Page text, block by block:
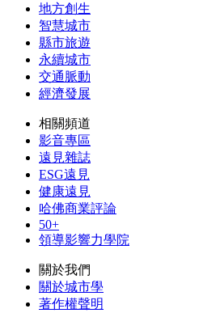
地方創生
智慧城市
縣市旅遊
永續城市
交通脈動
經濟發展
相關頻道
影音專區
遠見雜誌
ESG遠見
健康遠見
哈佛商業評論
50+
領導影響力學院
關於我們
關於城市學
著作權聲明